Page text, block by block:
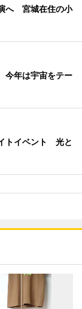
へ 宮城在住の小
今年は宇宙をテー
トイベント 光と